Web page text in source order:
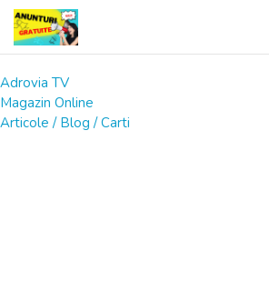
Adrovia TV
Magazin Online
Articole / Blog / Carti